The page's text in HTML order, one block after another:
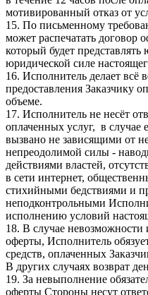
мотивированный отказ от
15. По письменному
может распечатать договор
который будет
юридической силе
16. Исполнитель делает всё
предоставления Заказчику
объеме.
17. Исполнитель не несёт
оплаченных услуг, в случае
вызвано не зависящими от
непреодолимой силы -
действиями властей,
в сети интернет,
стихийными бедствиями и
неподконтрольными
исполнению условий
18. В случае невозможности
оферты, Исполнитель
средств, оплаченных
В других случаях возврат
19. За невыполнение
оферты Стороны несут